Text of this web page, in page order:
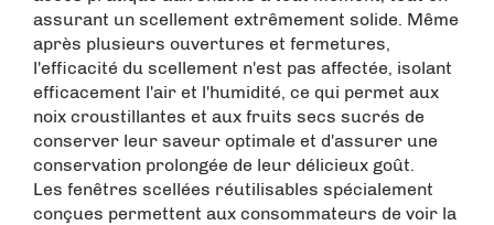
assurant un scellement extrêmement solide. Même
après plusieurs ouvertures et fermetures,
l'efficacité du scellement n'est pas affectée, isolant
efficacement l'air et l'humidité, ce qui permet aux
noix croustillantes et aux fruits secs sucrés de
conserver leur saveur optimale et d'assurer une
conservation prolongée de leur délicieux goût.
Les fenêtres scellées réutilisables spécialement
conçues permettent aux consommateurs de voir la